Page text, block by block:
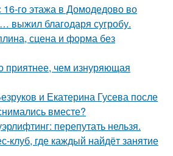
16-го этажа в Домодедово во
выжил благодаря сугробу.
сцена и форма без
приятнее, чем изнуряющая
и Екатерина Гусева после
вместе?
перепутать нельзя.
где каждый найдёт занятие